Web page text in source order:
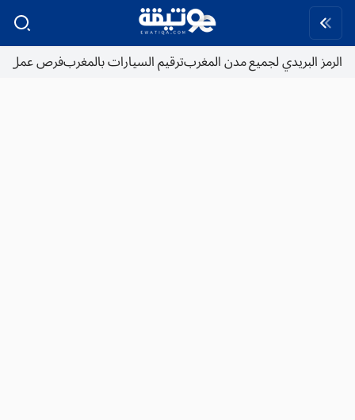
الرمز البريدي لجميع مدن المغربترقيم السيارات بالمغربفرص عمل